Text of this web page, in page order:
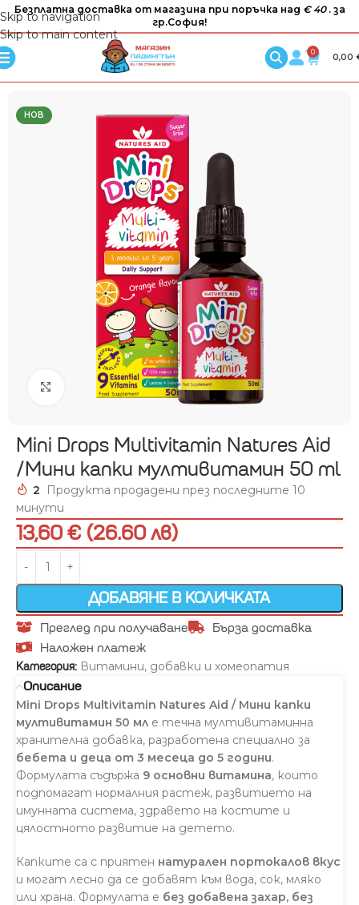
Skip to navigation
Skip to main content
Безплатна доставка от магазина при поръчка над € 40 . за
гр.София!
0
0,00
НОВ
Увеличи
Mini Drops Multivitamin Natures Aid
/Мини капки мултивитамин 50 ml
2
Продукта продадени през последните 10
минути
13,60 € (26.60 лв)
ДОБАВЯНЕ В КОЛИЧКАТА
Преглед при получаване
Бърза доставка
Наложен платеж
Категория: Витамини, добавки и хомеопатия
Описание
Mini Drops Multivitamin Natures Aid / Мини капки
мултивитамин 50 мл е течна мултивитаминна
хранителна добавка, разработена специално за
бебета и деца от 3 месеца до 5 години.
Формулата съдържа 9 основни витамина, които
подпомагат нормалния растеж, развитието на
имунната система, здравето на костите и
цялостното развитие на детето.
Капките са с приятен натурален портокалов вкус
и могат лесно да се добавят към вода, сок, мляко
или храна. Формулата е без добавена захар, без